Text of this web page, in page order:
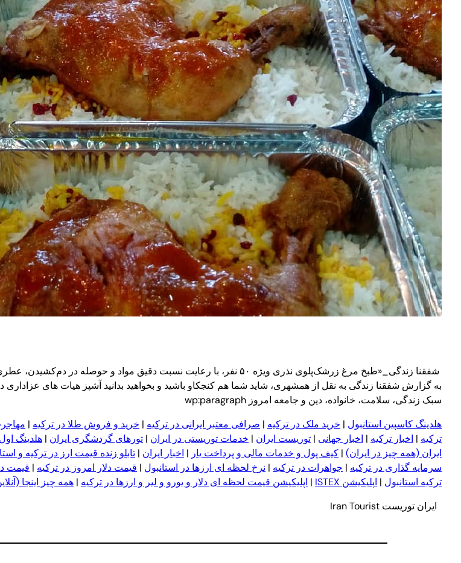
شفقنا زندگی_«طبخ مرغ زرشک‌پلوی نذری ویژه ۵۰ نفر، با رعایت نسبت دقیق مواد و
به گزارش شفقنا زندگی به نقل از همشهری، شاید شما هم کنجکاو باشید و بخواهید بدانید آشپز هیات های
سبک زندگی، سلامت، خانواده، دین و جامعه امروز wp:paragraph
هلدینگ کاسپین استانبول | خرید ملک در ترکیه | صرافی معتبر ایرانی در ترکیه | خرید و فروش طلا در ترکیه |
ترکیه | اخبار ترکیه | اخبار جهانی | توریست ایران | خدمات توریستی در ایران | تورهای گردشگری ایران | هلدینگ اول
ایران (همه چیز در ایران) | کیف پول و خدمات مالی و پرداخت یار | اخبار ایران | تابلو زنده قیمت ارز در ترکیه و
سرمایه گذاری در ترکیه | جواهرات در ترکیه | نرخ لحظه ای ارزها در استانبول | قیمت دلار امروز در ترکیه | قیمت
ترکیه استانبول | اپلیکیشن ISTEX | اپلیکیشن قیمت لحظه ای دلار و یورو و لیر و ار زها در ترکیه | همه چیز اینجا
ایران توریست Iran Tourist